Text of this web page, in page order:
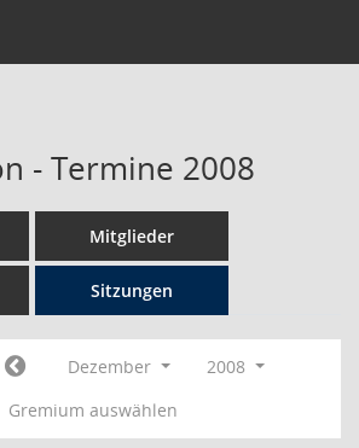
- Termine 2008
Mitglieder
Sitzungen
Dezember
2008
Gremium auswählen